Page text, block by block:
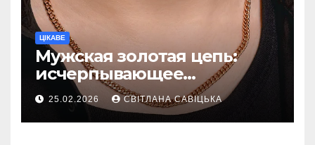
ЦІКАВЕ
Мужская золотая цепь:
исчерпывающее
руководство по выбору
статусного украшения
25.02.2026 СВІТЛАНА САВІЦЬКА